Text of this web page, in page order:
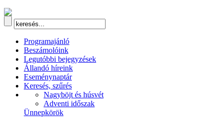
Programajánló
Beszámolóink
Legutóbbi bejegyzések
Állandó híreink
Eseménynaptár
Keresés, szűrés
Nagyböjt és húsvét
Adventi időszak
Ünnepkörök